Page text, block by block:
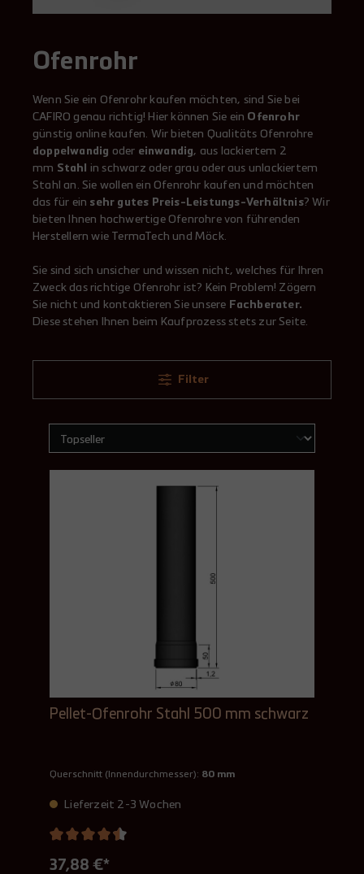
Ofenrohr
Wenn Sie ein Ofenrohr kaufen möchten, sind Sie bei
CAFIRO genau richtig! Hier können Sie ein Ofenrohr
günstig online kaufen. Wir bieten Qualitäts Ofenrohre
doppelwandig oder einwandig, aus lackiertem 2
mm Stahl
in schwarz oder grau oder aus unlackiertem
Stahl an. Sie wollen ein Ofenrohr kaufen und möchten
das für ein sehr gutes Preis-Leistungs-Verhältnis? Wir
bieten Ihnen hochwertige Ofenrohre von führenden
Herstellern wie TermaTech und Möck.
Sie sind sich unsicher und wissen nicht, welches für Ihren
Zweck das richtige Ofenrohr ist? Kein Problem! Zögern
Sie nicht und kontaktieren Sie unsere Fachberater.
Diese stehen Ihnen beim Kaufprozess stets zur Seite.
Filter
Pellet-Ofenrohr Stahl 500 mm schwarz
Querschnitt (Innendurchmesser): 80 mm
Lieferzeit 2-3 Wochen
37,88 €*